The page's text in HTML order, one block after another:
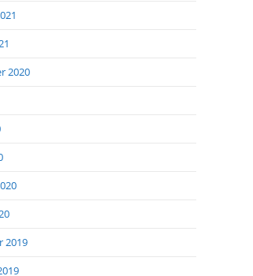
2020
2019